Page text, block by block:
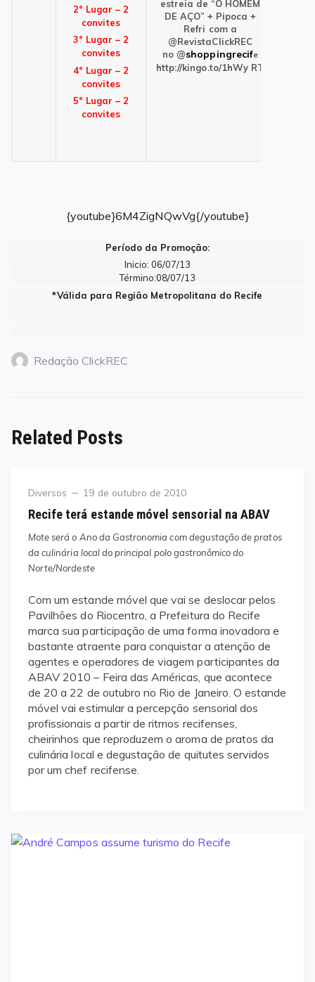
2° Lugar – 2
convites
3° Lugar – 2
convites
4° Lugar – 2
convites
5° Lugar – 2
convites
estreia de “O HOMEM
DE AÇO” + Pipoca +
Refri com a
@RevistaClickREC
no @shoppingrecife
http://kingo.to/1hWy RT
{youtube}6M4ZigNQwVg{/youtube}
Período da Promoção:
Inicio: 06/07/13
Término:08/07/13
*Válida para Região Metropolitana do Recife
Redação ClickREC
Related Posts
Category
Diversos
Posted
19 de outubro de 2010
Recife terá estande móvel sensorial na ABAV
Mote será o Ano da Gastronomia com degustação de pratos
da culinária local do principal polo gastronômico do
Norte/Nordeste
Com um estande móvel que vai se deslocar pelos
Pavilhões do Riocentro, a Prefeitura do Recife
marca sua participação de uma forma inovadora e
bastante atraente para conquistar a atenção de
agentes e operadores de viagem participantes da
ABAV 2010 – Feira das Américas, que acontece
de 20 a 22 de outubro no Rio de Janeiro. O estande
móvel vai estimular a percepção sensorial dos
profissionais a partir de ritmos recifenses,
cheirinhos que reproduzem o aroma de pratos da
culinária local e degustação de quitutes servidos
por um chef recifense.